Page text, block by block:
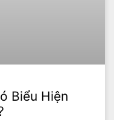
Biểu Hiện